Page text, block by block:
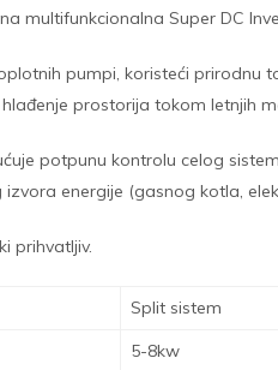
multifunkcionalna Super DC
pumpi, koristeći
prostorija tokom letnjih
potpunu kontrolu celog
energije (gasnog kotla,
prihvatljiv.
Split sistem
5-8kw